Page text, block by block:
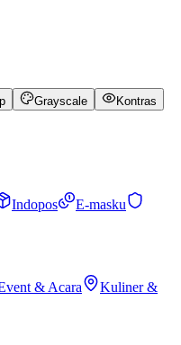
Grayscale Kontras
Indopos
E-masku
& Acara
Kuliner &